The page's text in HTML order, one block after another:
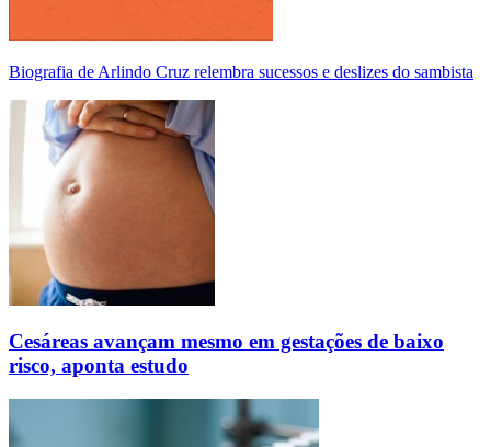
Biografia de Arlindo Cruz relembra sucessos e deslizes do sambista
Cesáreas avançam mesmo em gestações de baixo
risco, aponta estudo